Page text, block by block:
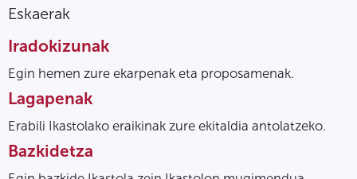
Eskaerak
Iradokizunak
Egin hemen zure ekarpenak eta proposamenak.
Lagapenak
Erabili Ikastolako eraikinak zure ekitaldia antolatzeko.
Bazkidetza